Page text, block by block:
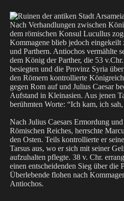
Nach Verhandlungen zwischen
dem römischen Konsul Lucullus
Kommagene blieb jedoch eingekeilt
und Parthern. Antiochos vermählte
dem König der Parther, die 53
besiegten und die Provinz Syria
den Römern kontrollierte
gegen Rom auf und Julius Caesar
Aufstand in Kleinasien. Aus jenen
berühmten Worte: “Ich kam, ich
Nach Julius Caesars Ermordung
Römischen Reiches, herrschte
den Osten. Teils kontrollierte er
Tarsus aus, wo er sich mit seiner
aufzuhalten pflegte. 38 v. Chr.
einen entscheidenden Sieg über die
Überlebende flohen nach
Antiochos.